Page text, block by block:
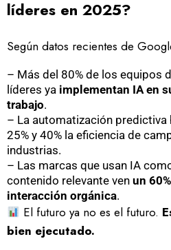
líderes en 2025?
Según datos recientes de
– Más del 80% de los equipos
líderes ya implementan IA en
trabajo.
– La automatización predictiva
25% y 40% la eficiencia de
industrias.
– Las marcas que usan IA
contenido relevante ven un
interacción orgánica.
El futuro ya no es el futuro.
bien ejecutado.